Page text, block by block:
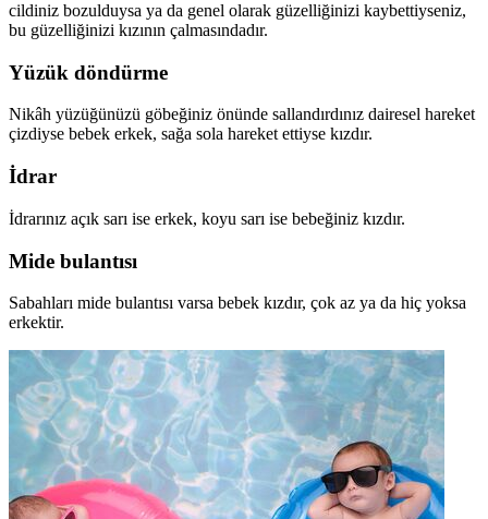
cildiniz bozulduysa ya da genel olarak güzelliğinizi kaybettiyseniz,
bu güzelliğinizi kızının çalmasındadır.
Yüzük döndürme
Nikâh yüzüğünüzü göbeğiniz önünde sallandırdınız dairesel hareket
çizdiyse bebek erkek, sağa sola hareket ettiyse kızdır.
İdrar
İdrarınız açık sarı ise erkek, koyu sarı ise bebeğiniz kızdır.
Mide bulantısı
Sabahları mide bulantısı varsa bebek kızdır, çok az ya da hiç yoksa
erkektir.